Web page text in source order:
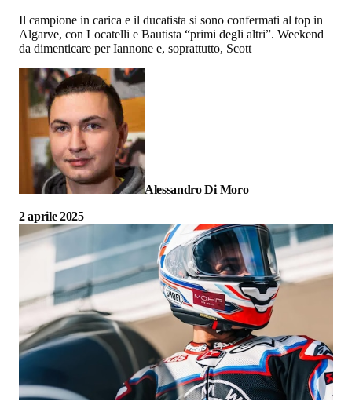
Il campione in carica e il ducatista si sono confermati al top in
Algarve, con Locatelli e Bautista “primi degli altri”. Weekend
da dimenticare per Iannone e, soprattutto, Scott
Alessandro Di Moro
2 aprile 2025